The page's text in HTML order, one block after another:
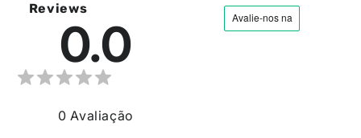
Reviews
0.0
0 Avaliação